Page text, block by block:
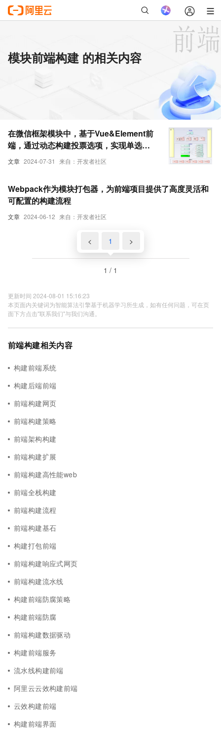
模块前端构建 的相关内容
文章 2024-07-31 来自：开发者社区
在微信框架模块中，基于Vue&Element前
端，通过动态构建投票选项，实现单选、
复选的投票操作
文章 2024-06-12 来自：开发者社区
Webpack作为模块打包器，为前端项目提供了高度灵活和
可配置的构建流程
< 1 >
1 / 1
更新时间 2024-08-01 15:16:23
本页面内关键词为智能算法引擎基于机器学习所生成，如有任何问题，可在页
面下方点击"联系我们"与我们沟通。
前端构建相关内容
构建前端系统
构建后端前端
前端构建网页
前端构建策略
前端架构构建
前端构建扩展
前端构建高性能web
前端全栈构建
前端构建流程
前端构建基石
构建打包前端
前端构建响应式网页
前端构建流水线
构建前端防腐策略
构建前端防腐
前端构建数据驱动
构建前端服务
流水线构建前端
阿里云云效构建前端
云效构建前端
构建前端界面